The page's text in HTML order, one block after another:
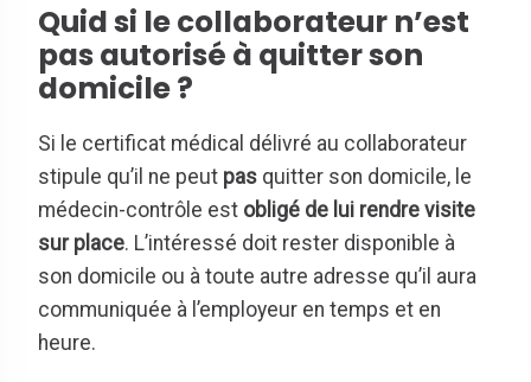
Quid si le collaborateur n’est
pas autorisé à quitter son
domicile ?
Si le certificat médical délivré au collaborateur
stipule qu’il ne peut pas quitter son domicile, le
médecin-contrôle est obligé de lui rendre visite
sur place. L’intéressé doit rester disponible à
son domicile ou à toute autre adresse qu’il aura
communiquée à l’employeur en temps et en
heure.